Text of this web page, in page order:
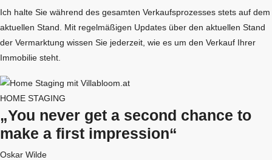
Ich halte Sie während des gesamten Verkaufsprozesses stets auf dem
aktuellen Stand. Mit regelmäßigen Updates über den aktuellen Stand
der Vermarktung wissen Sie jederzeit, wie es um den Verkauf Ihrer
Immobilie steht.
HOME STAGING
„You never get a second chance to
make a first impression“
Oskar Wilde